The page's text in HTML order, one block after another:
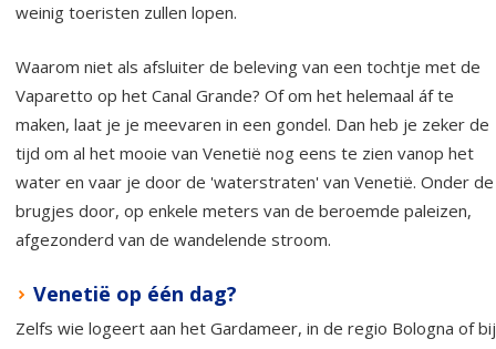
weinig toeristen zullen lopen.
Waarom niet als afsluiter de beleving van een tochtje met de
Vaparetto op het Canal Grande? Of om het helemaal áf te
maken, laat je je meevaren in een gondel. Dan heb je zeker de
tijd om al het mooie van Venetië nog eens te zien vanop het
water en vaar je door de 'waterstraten' van Venetië. Onder de
brugjes door, op enkele meters van de beroemde paleizen,
afgezonderd van de wandelende stroom.
Venetië op één dag?
Zelfs wie logeert aan het Gardameer, in de regio Bologna of bij